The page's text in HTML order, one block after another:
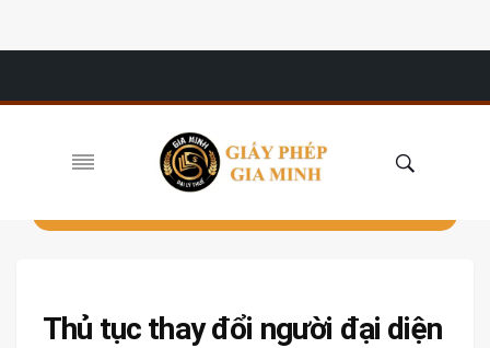
Thủ tục thay đổi người đại diện